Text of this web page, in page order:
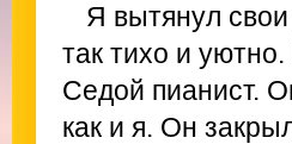
Я вытянул
так тихо и
Седой пианист.
как и я. Он